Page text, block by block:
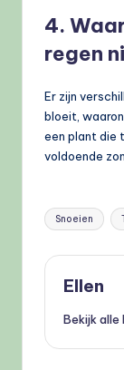
4.
regen
Er zijn
bloeit,
een plant die
voldoende
Tags:
Snoeien
Ellen
Bekijk